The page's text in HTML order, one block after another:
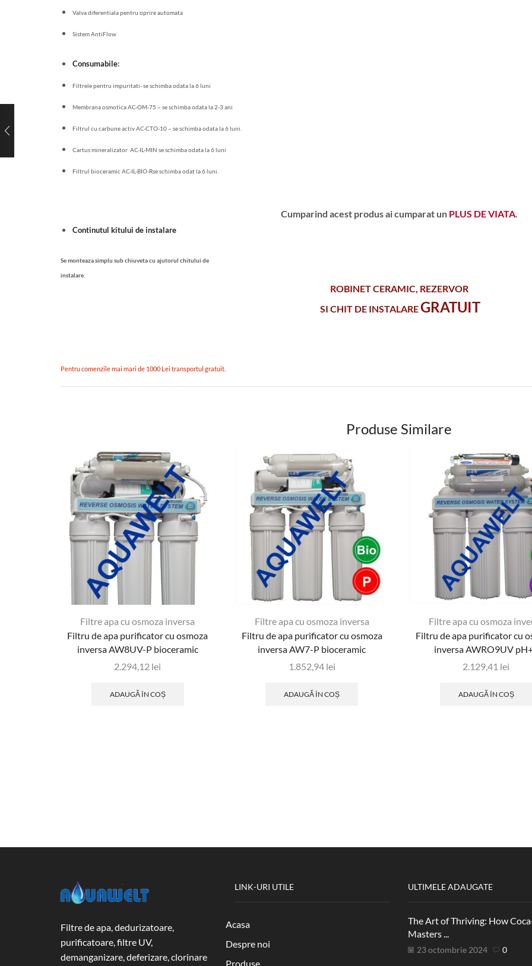
Valva diferentiala pentru oprire automata
Sistem AntiFlow
Consumabile:
Filtrele pentru impuritati- se schimba odata la 6 luni
Membrana osmotica AC-OM-75 – se schimba odata la 2-3 ani
Filtrul cu carbune activ AC-CTO-10 – se schimba odata la 6 luni.
Cartus mineralizator AC-IL-MIN se schimba odata la 6 luni
Filtrul bioceramic AC-IL-BIO-Rse schimba odat la 6 luni.
Cumparind acest produs ai cumparat un PLUS DE VIATA.
Continutul kitului de instalare
Se monteaza simplu sub chiuveta cu ajutorul chitului de
instalare.
ROBINET CERAMIC, REZERVOR
SI CHIT DE INSTALAREGRATUIT
Pentru comenzile mai mari de 1000 Lei transportul gratuit.
Produse Similare
Filtre apa cu osmoza inversa
Filtru de apa purificator cu osmoza
inversa AW8UV-P bioceramic
2.294,12 lei
ADAUGĂ ÎN COȘ
Filtre apa cu osmoza inversa
Filtru de apa purificator cu osmoza
inversa AW7-P bioceramic
1.852,94 lei
ADAUGĂ ÎN COȘ
Filtre apa cu osmoza
Filtru de apa purificator cu
inversa AWRO9UV
2.129,41 lei
ADAUGĂ ÎN COȘ
Filtre de apa, dedurizatoare,
purificatoare, filtre UV,
demanganizare, deferizare, clorinare
LINK-URI UTILE
Acasa
Despre noi
Produse
ULTIMELE ADAUGATE
The Art of Thriving: How
Masters ...
23 octombrie 2024 0